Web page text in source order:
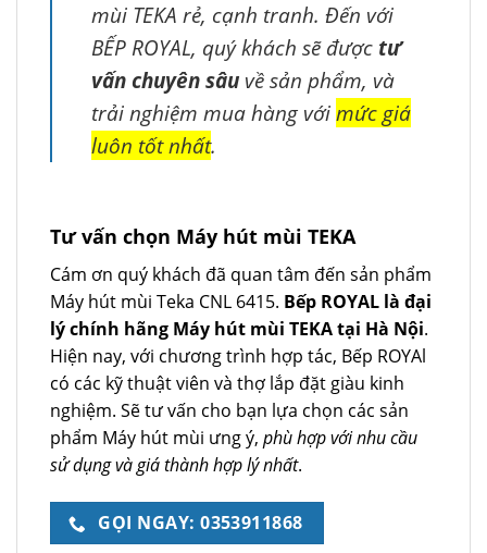
mùi TEKA rẻ, cạnh tranh. Đến với
BẾP ROYAL, quý khách sẽ được tư
vấn chuyên sâu về sản phẩm, và
trải nghiệm mua hàng vớimức giá
luôn tốt nhất.
Tư vấn chọn Máy hút mùi TEKA
Cám ơn quý khách đã quan tâm đến sản phẩm
Máy hút mùi Teka CNL 6415. Bếp ROYAL là đại
lý chính hãng Máy hút mùi TEKA tại Hà Nội.
Hiện nay, với chương trình hợp tác, Bếp ROYAl
có các kỹ thuật viên và thợ lắp đặt giàu kinh
nghiệm. Sẽ tư vấn cho bạn lựa chọn các sản
phẩm Máy hút mùi ưng ý, phù hợp với nhu cầu
sử dụng và giá thành hợp lý nhất.
GỌI NGAY: 0353911868